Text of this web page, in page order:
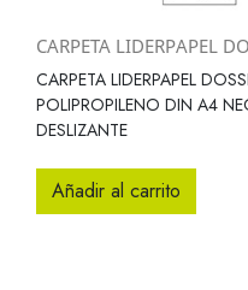
CARPETA LIDERPAPEL
CARPETA LIDERPAPEL
POLIPROPILENO DIN A4
DESLIZANTE
Añadir al carrito